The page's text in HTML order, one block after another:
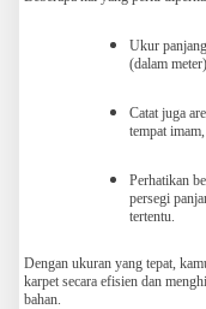
Ukur
(dalam
Catat juga
tempat
Perhatikan
persegi
tertentu.
Dengan ukuran yang tepat,
karpet secara efisien dan
bahan.